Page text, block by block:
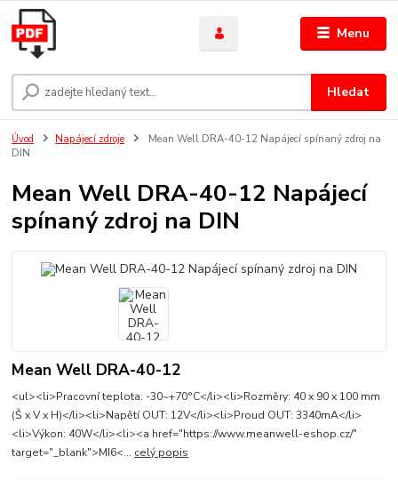
Menu
Hledat
Úvod Napájecí zdroje
Mean Well DRA-40-12 Napájecí spínaný zdroj na
DIN
Mean Well DRA-40-12 Napájecí
spínaný zdroj na DIN
Mean Well DRA-40-12
<ul><li>Pracovní teplota: -30~+70°C</li><li>Rozměry: 40 x 90 x 100 mm
(Š x V x H)</li><li>Napětí OUT: 12V</li><li>Proud OUT: 3340mA</li>
<li>Výkon: 40W</li><li><a href="https://www.meanwell-eshop.cz/"
target="_blank">MI6<... celý popis